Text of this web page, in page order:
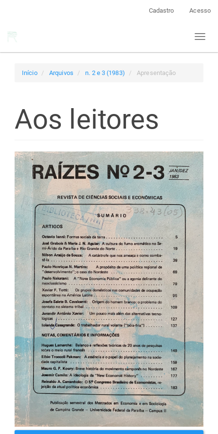
Cadastro Acesso
Toggle
Início Arquivos n. 2 e 3 (1983) Apresentação
Aos leitores
Barra
lateral
de
artigos